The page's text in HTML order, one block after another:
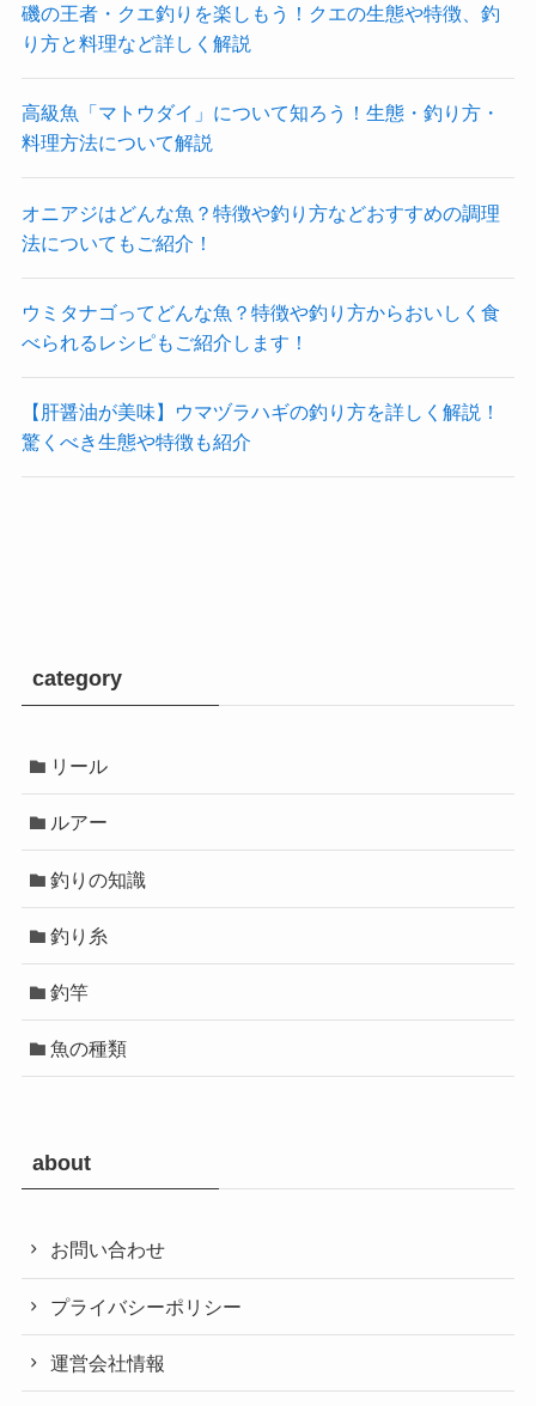
磯の王者・クエ釣りを楽しもう！クエの生態や特徴、釣
り方と料理など詳しく解説
高級魚「マトウダイ」について知ろう！生態・釣り方・
料理方法について解説
オニアジはどんな魚？特徴や釣り方などおすすめの調理
法についてもご紹介！
ウミタナゴってどんな魚？特徴や釣り方からおいしく食
べられるレシピもご紹介します！
【肝醤油が美味】ウマヅラハギの釣り方を詳しく解説！
驚くべき生態や特徴も紹介
category
リール
ルアー
釣りの知識
釣り糸
釣竿
魚の種類
about
お問い合わせ
プライバシーポリシー
運営会社情報